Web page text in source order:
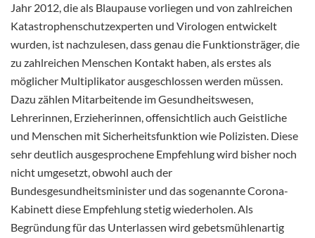
Jahr 2012, die als Blaupause vorliegen und von zahlreichen
Katastrophenschutzexperten und Virologen entwickelt
wurden, ist nachzulesen, dass genau die Funktionsträger, die
zu zahlreichen Menschen Kontakt haben, als erstes als
möglicher Multiplikator ausgeschlossen werden müssen.
Dazu zählen Mitarbeitende im Gesundheitswesen,
Lehrerinnen, Erzieherinnen, offensichtlich auch Geistliche
und Menschen mit Sicherheitsfunktion wie Polizisten. Diese
sehr deutlich ausgesprochene Empfehlung wird bisher noch
nicht umgesetzt, obwohl auch der
Bundesgesundheitsminister und das sogenannte Corona-
Kabinett diese Empfehlung stetig wiederholen. Als
Begründung für das Unterlassen wird gebetsmühlenartig